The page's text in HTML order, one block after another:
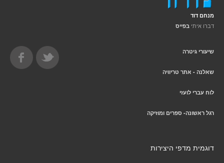
מנחם דוד
דברו איתי בפייס
שיעורי גיטרה
שאלנה - אתר טריוויה
לוח עברי לועזי
רגל ראשונה- ספרים ומוזיקה
דוגמית מדפי היצירות